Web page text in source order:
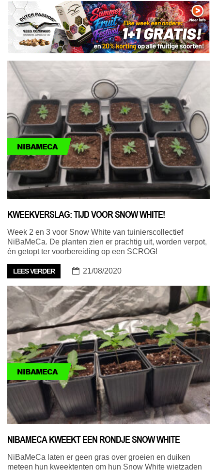
NIBAMECA
KWEEKVERSLAG: TIJD VOOR SNOW WHITE!
Week 2 en 3 voor Snow White van tuinierscollectief
NiBaMeCa. De planten zien er prachtig uit, worden verpot,
én getopt ter voorbereiding op een SCROG!
LEES VERDER 21/08/2020
NIBAMECA
NIBAMECA KWEEKT EEN RONDJE SNOW WHITE
NiBaMeCa laten er geen gras over groeien en duiken
meteen hun kweektenten om hun Snow White wietzaden